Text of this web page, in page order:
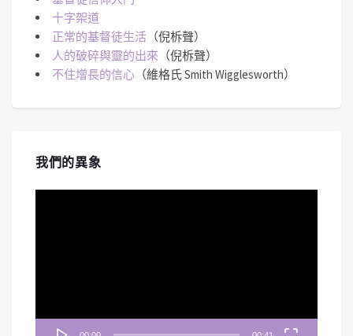
十字架道
正常的基督徒生活 （倪柝聲）
人的破碎與靈的出來 （倪柝聲）
不住增長的信心 （維格氏 Smith Wigglesworth）
我們的異象